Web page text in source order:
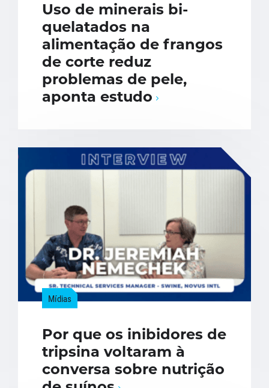
Uso de minerais bi-
quelatados na
alimentação de frangos
de corte reduz
problemas de pele,
aponta estudo
Mídias
Por que os inibidores de
tripsina voltaram à
conversa sobre nutrição